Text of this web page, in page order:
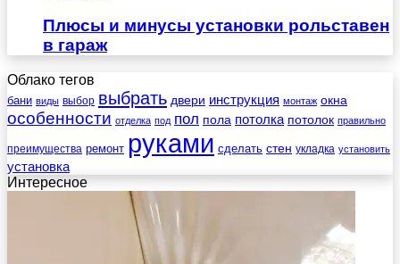
Плюсы и минусы установки рольставен
в гараж
Облако тегов
бани виды выбор выбрать двери инструкция монтаж окна
особенности отделка под пол пола потолка потолок правильно
преимущества ремонт руками сделать стен укладка установить
установка
Интересное